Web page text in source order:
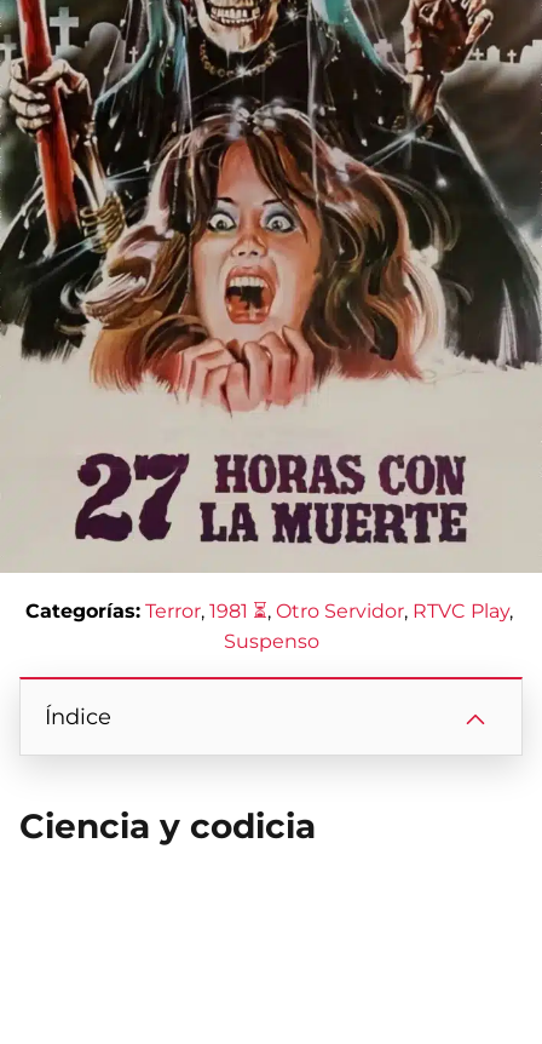
Categorías: Terror, 1981 ⏳, Otro Servidor, RTVC Play,
Suspenso
Índice
Ciencia y codicia